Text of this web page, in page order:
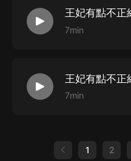
王妃有點不
7min
王妃有點不正
7min
1 2